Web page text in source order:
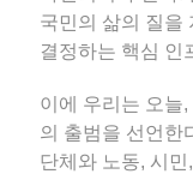
국민의 삶의 질을
결정하는 핵심 인
이에 우리는 오늘,
의 출범을 선언한
단체와 노동, 시